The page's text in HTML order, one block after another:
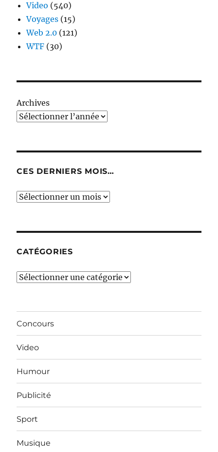
Video (540)
Voyages (15)
Web 2.0 (121)
WTF (30)
Archives
CES DERNIERS MOIS…
Ces
CATÉGORIES
Catégories
Concours
Video
Humour
Publicité
Sport
Musique